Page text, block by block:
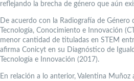
reflejando la brecha de género que aún
De acuerdo con la Radiografía de Género
Tecnología, Conocimiento e Innovación
menor cantidad de tituladas en STEM
afirma Conicyt en su Diagnóstico de
Tecnología e Innovación (2017).
En relación a lo anterior, Valentina Muñoz